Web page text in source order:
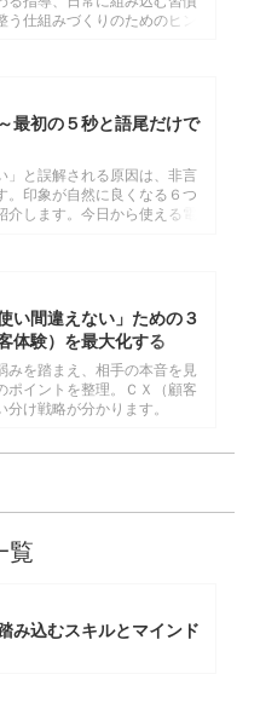
仕組みづくりのためのヒン
最初の５秒と語尾だけで
」と誤解される原因は、非言
。印象が自然に良くなる６つ
します。今日から使える電
い間違えない」ための３
体験）を最大化する
みを踏まえ、相手の本音を見
ポイントを整理。ＣＸ（顧客
け戦略が分かります。
覧
み込むスキルとマインド